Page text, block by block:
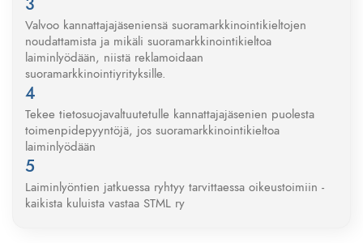
Valvoo kannattajajäseniensä suoramarkkinointikieltojen
noudattamista ja mikäli suoramarkkinointikieltoa
laiminlyödään, niistä reklamoidaan
suoramarkkinointiyrityksille.
Tekee tietosuojavaltuutetulle kannattajajäsenien puolesta
toimenpidepyyntöjä, jos suoramarkkinointikieltoa
laiminlyödään
Laiminlyöntien jatkuessa ryhtyy tarvittaessa oikeustoimiin -
kaikista kuluista vastaa STML ry